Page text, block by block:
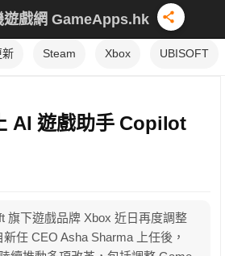
遊戲網 GameApps.hk
新 Steam Xbox UBISOFT
AI 遊戲助手 Copilot
旗下遊戲品牌 Xbox 近日再度調整
新任 CEO Asha Sharma 上任後，